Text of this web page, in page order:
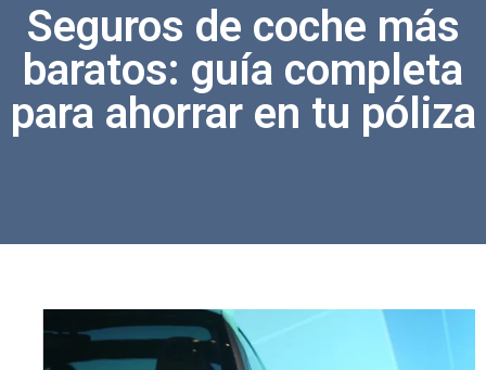
Seguros de coche más
baratos: guía completa
para ahorrar en tu póliza